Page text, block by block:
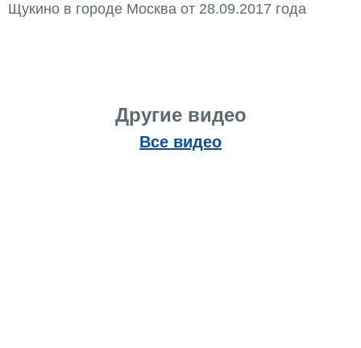
Щукино в городе Москва от 28.09.2017 года
Другие видео
Все видео